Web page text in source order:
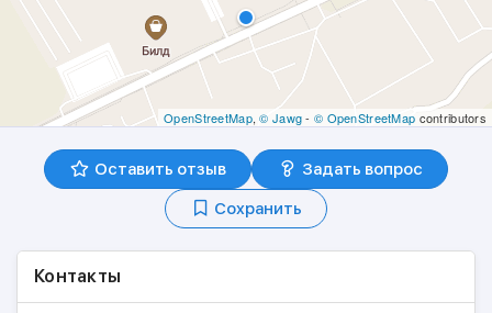
OpenStreetMap,© Jawg- © OpenStreetMap contributors
Оставить отзыв
Задать вопрос
Сохранить
Контакты